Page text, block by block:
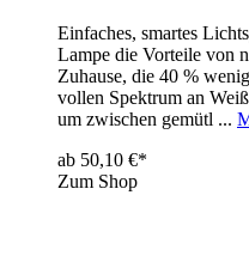
Einfaches, smartes
Lampe die Vorteile von
Zuhause, die 40 %
vollen Spektrum an
um zwischen gemütl ...
ab 50,10 €*
Zum Shop